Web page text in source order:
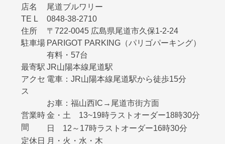
店名
尾道ブルワリー
TE L
0848-38-2710
住所
〒722-0045 広島県尾道市久保1-2-24
駐車場 PARIGOT PARKING（パリゴパーキング）
有料・57台
最寄駅 JR山陽本線尾道駅
アクセ
ス
電車：JR山陽本線尾道駅から徒歩15分
お車：福山西IC→尾道市街方面
営業時
間
金・土 13~19時ラストオーダー18時30分
日 12～17時ラストオーダー16時30分
定休日 月・火・水・木